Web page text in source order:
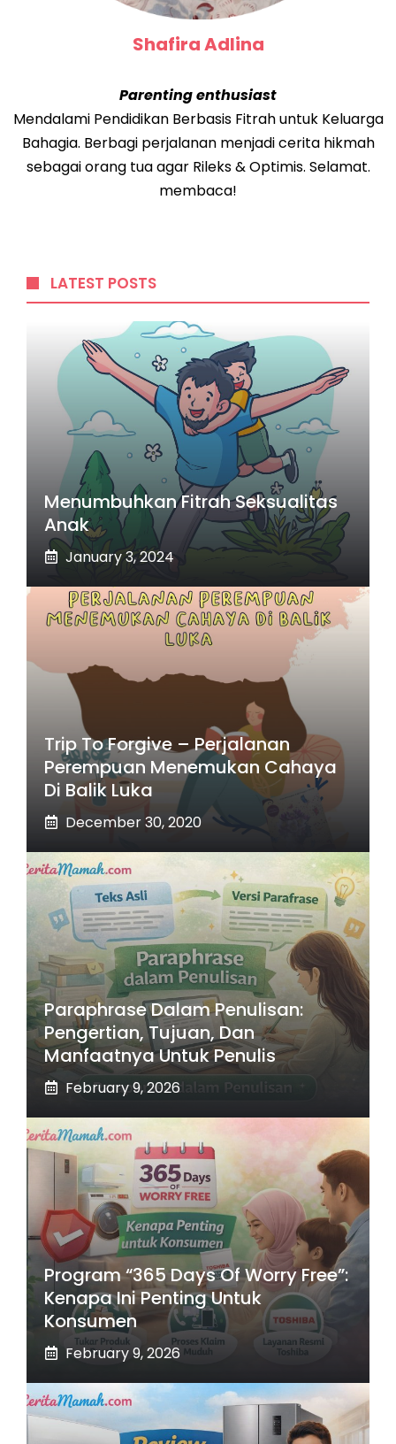
Shafira Adlina
Parenting enthusiast
Mendalami Pendidikan Berbasis Fitrah untuk Keluarga
Bahagia. Berbagi perjalanan menjadi cerita hikmah
sebagai orang tua agar Rileks & Optimis. Selamat.
membaca!
LATEST POSTS
Menumbuhkan Fitrah Seksualitas
Anak
January 3, 2024
Trip To Forgive – Perjalanan
Perempuan Menemukan Cahaya
Di Balik Luka
December 30, 2020
Paraphrase Dalam Penulisan:
Pengertian, Tujuan, Dan
Manfaatnya Untuk Penulis
February 9, 2026
Program “365 Days Of Worry Free”:
Kenapa Ini Penting Untuk
Konsumen
February 9, 2026